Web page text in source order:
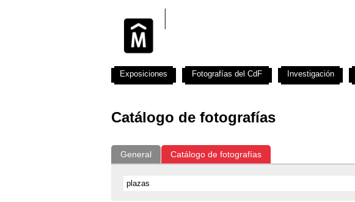
Catálogo de fotografías
General Catálogo de fotografías
Exposiciones Fotografías del CdF Investigación